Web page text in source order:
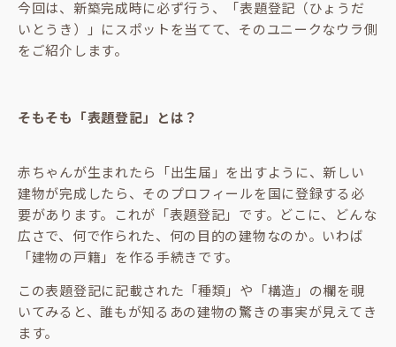
今回は、新築完成時に必ず行う、「表題登記（ひょうだ
いとうき）」にスポットを当てて、そのユニークなウラ側
をご紹介します。
そもそも「表題登記」とは？
赤ちゃんが生まれたら「出生届」を出すように、新しい
建物が完成したら、そのプロフィールを国に登録する必
要があります。これが「表題登記」です。どこに、どんな
広さで、何で作られた、何の目的の建物なのか。いわば
「建物の戸籍」を作る手続きです。
この表題登記に記載された「種類」や「構造」の欄を覗
いてみると、誰もが知るあの建物の驚きの事実が見えてき
ます。